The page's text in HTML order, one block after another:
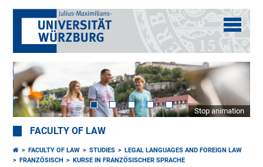
Stop animation
FACULTY OF LAW
FACULTY OF LAW STUDIES
LEGAL LANGUAGES AND FOREIGN LAW
FRANZÖSISCH
KURSE IN FRANZÖSISCHER SPRACHE